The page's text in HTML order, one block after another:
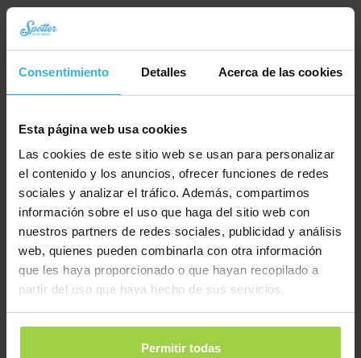
Consentimiento Detalles Acerca de las cookies
Esta página web usa cookies
Las cookies de este sitio web se usan para personalizar
el contenido y los anuncios, ofrecer funciones de redes
sociales y analizar el tráfico. Además, compartimos
información sobre el uso que haga del sitio web con
nuestros partners de redes sociales, publicidad y análisis
web, quienes pueden combinarla con otra información
que les haya proporcionado o que hayan recopilado a
partir del uso que haya hecho de sus servicios.
Permitir todas
Collar para gatos con cierre de seguridad – Verde / reflectante
9,95
Pedir ahora